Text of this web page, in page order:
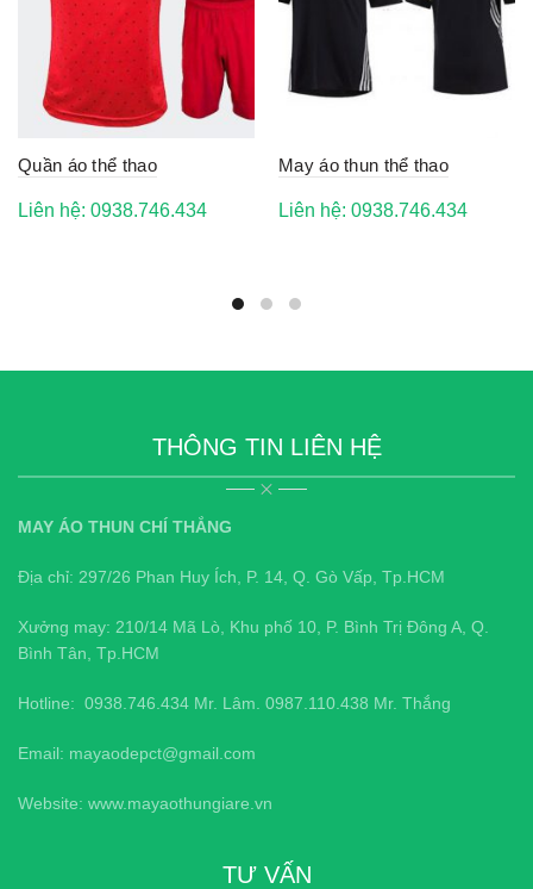
Quần áo thể thao
Liên hệ: 0938.746.434
May áo thun thể thao
Liên hệ: 0938.746.434
THÔNG TIN LIÊN HỆ
MAY ÁO THUN CHÍ THẮNG
Địa chỉ: 297/26 Phan Huy Ích, P. 14, Q. Gò Vấp, Tp.HCM
Xưởng may: 210/14 Mã Lò, Khu phố 10, P. Bình Trị Đông A, Q.
Bình Tân, Tp.HCM
Hotline: 0938.746.434 Mr. Lâm. 0987.110.438 Mr. Thắng
Email: mayaodepct@gmail.com
Website: www.mayaothungiare.vn
TƯ VẤN